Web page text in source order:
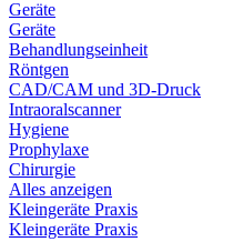
Geräte
Geräte
Behandlungseinheit
Röntgen
CAD/CAM und 3D-Druck
Intraoralscanner
Hygiene
Prophylaxe
Chirurgie
Alles anzeigen
Kleingeräte Praxis
Kleingeräte Praxis